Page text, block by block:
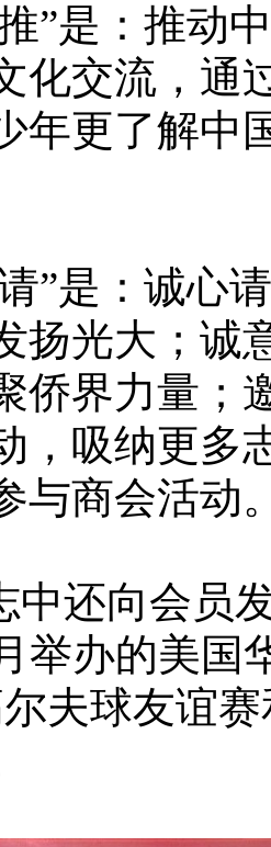
”是：推动
化交流，通
年更了解中
”是：诚心
扬光大；诚
侨界力量；
，吸纳更多
与商会活动
中还向会员
举办的美国
夫球友谊